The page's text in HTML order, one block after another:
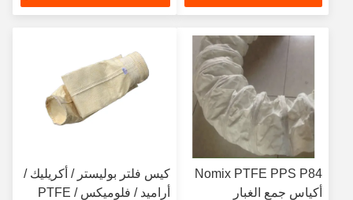
Nomix PTFE PPS P84
أكياس جمع الغبار
كيس فلتر بوليستر / أكريليك /
أراميد / فلوميكس / PTFE